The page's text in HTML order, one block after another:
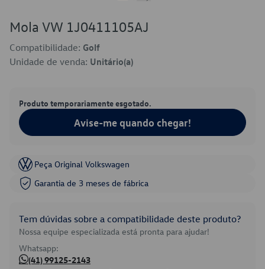
Mola VW 1J0411105AJ
Compatibilidade: Golf
Unidade de venda: Unitário(a)
Produto temporariamente esgotado.
Avise-me quando chegar!
Peça Original Volkswagen
Garantia de 3 meses de fábrica
Tem dúvidas sobre a compatibilidade deste produto?
Nossa equipe especializada está pronta para ajudar!
Whatsapp:
(41) 99125-2143